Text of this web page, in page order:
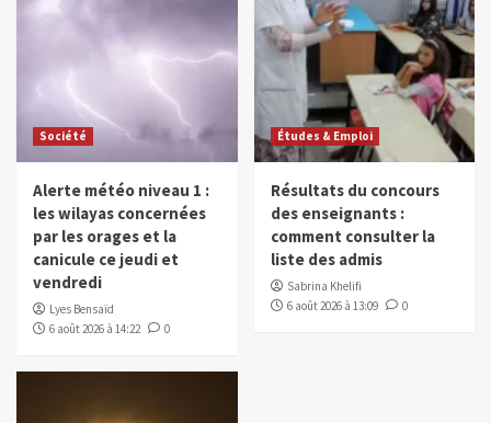
Société
Alerte météo niveau 1 :
les wilayas concernées
par les orages et la
canicule ce jeudi et
vendredi
Lyes Bensaïd
6 août 2026 à 14:22
0
Études & Emploi
Résultats du concours
des enseignants :
comment consulter la
liste des admis
Sabrina Khelifi
6 août 2026 à 13:09
0